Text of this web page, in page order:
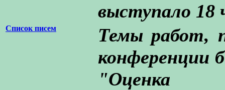
выступало 18
Список писем
Темы работ,
конференции